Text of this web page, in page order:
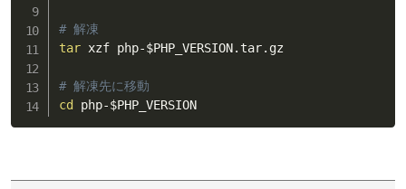
# 解凍
tar xzf php-$PHP_VERSION.tar.gz
# 解凍先に移動
cd
php-$PHP_VERSION